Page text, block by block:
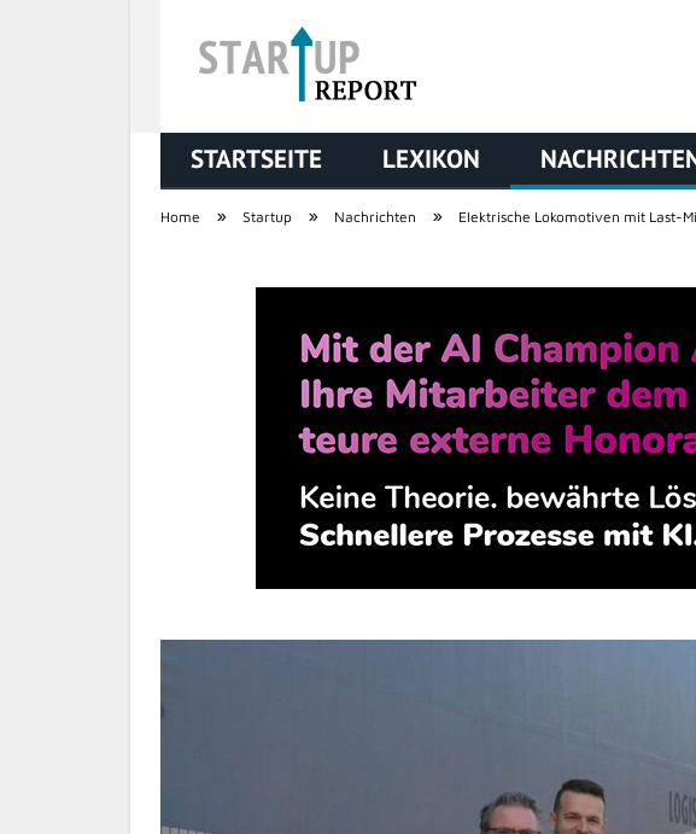
STARTUP REPORT
STARTSEITE LEXIKON
Home » Startup » Nachrichten » Elektrische Lokomotiven mit Last-